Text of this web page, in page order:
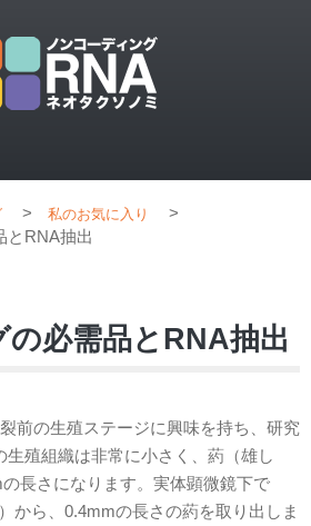
> 私のお気に入り
>
とRNA抽出
必需品とRNA抽出
前の生殖ステージに興味を持ち、研究
生殖組織は非常に小さく、葯（雄し
長さになります。実体顕微鏡下で
から、0.4mmの長さの葯を取り出しま